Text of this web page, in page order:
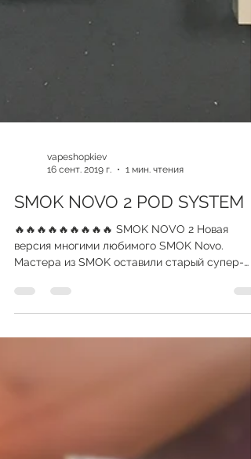
16 сент. 2019 г.
1 мин. чтения
SMOK NOVO 2 POD SYSTEM
🔥🔥🔥🔥🔥🔥🔥🔥🔥 SMOK NOVO 2 Новая
Мастера из SMOK оставили старый супер-
компактный корпус,...